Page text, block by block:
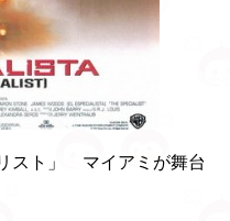
スト」 マイアミが舞台